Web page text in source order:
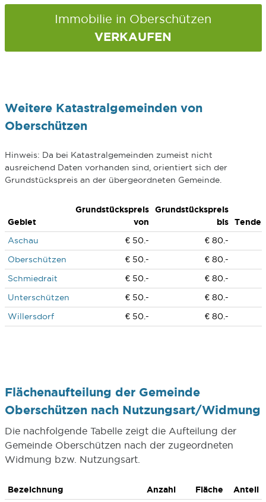
Immobilie in Oberschützen
VERKAUFEN
Weitere Katastralgemeinden von
Oberschützen
Hinweis: Da bei Katastralgemeinden zumeist nicht
ausreichend Daten vorhanden sind, orientiert sich der
Grundstückspreis an der übergeordneten Gemeinde.
Gebiet
Grundstückspreis
von
Grundstückspreis
bis
Aschau
€ 50.-
€ 80.-
Oberschützen
€ 50.-
€ 80.-
Schmiedrait
€ 50.-
€ 80.-
Unterschützen
€ 50.-
€ 80.-
Willersdorf
€ 50.- € 80.-
Flächenaufteilung der Gemeinde
Oberschützen nach Nutzungsart/Widmung
Die nachfolgende Tabelle zeigt die Aufteilung der
Gemeinde Oberschützen nach der zugeordneten
Widmung bzw. Nutzungsart.
Bezeichnung Anzahl Fläche Anteil